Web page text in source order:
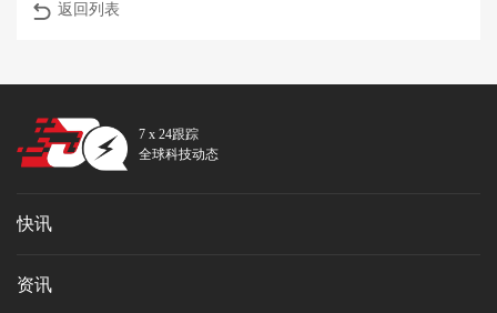
返回列表
7 x 24跟踪
全球科技动态
快讯
资讯